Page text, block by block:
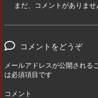
まだ、コメントがありませ
コメントをどうぞ
メールアドレスが公開される
は必須項目です
コメント